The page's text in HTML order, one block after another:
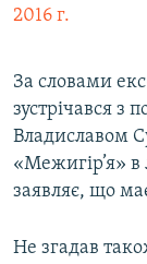
2016 г.
За словами
зустрічався з
Владиславом
«Межигір’я»
заявляє, що
Не згадав